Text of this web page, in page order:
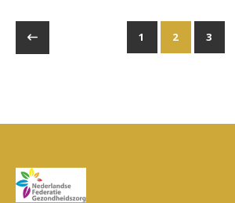
1 2 3